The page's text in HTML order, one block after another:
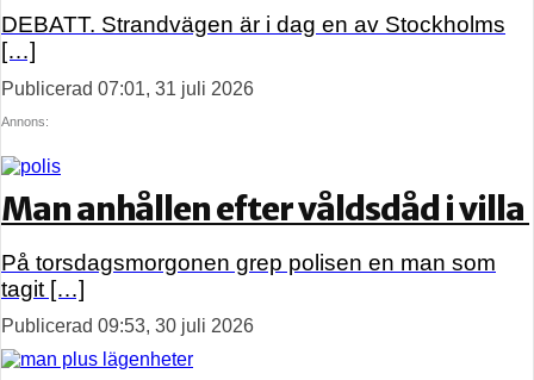
DEBATT. Strandvägen är i dag en av Stockholms
[…]
Publicerad 07:01, 31 juli 2026
Annons:
Man anhållen efter våldsdåd i villa
På torsdagsmorgonen grep polisen en man som
tagit […]
Publicerad 09:53, 30 juli 2026